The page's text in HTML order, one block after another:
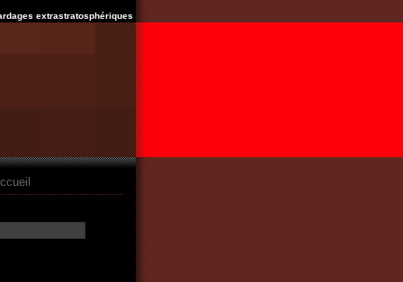
extrastratosphériques